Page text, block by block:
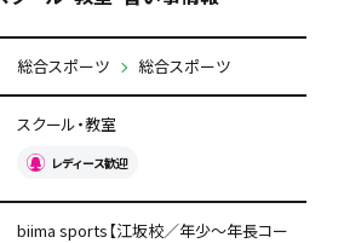
総合スポーツ 総合スポーツ
スクール・教室
レディース歓迎
biima sports【江坂校／年少～年長コー